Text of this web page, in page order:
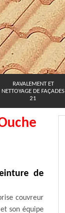
RAVALEMENT ET
NETTOYAGE DE FAÇADES
21
de
couvreur
son équipe